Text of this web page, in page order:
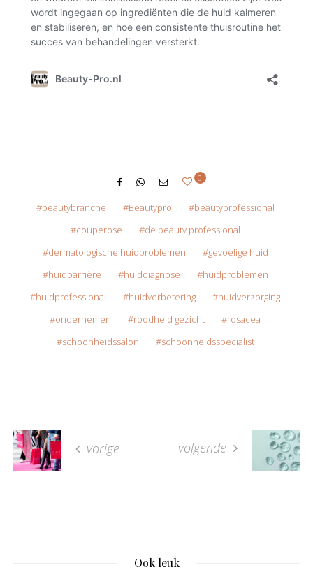
0
beautybranche Beautypro
beautyprofessional
couperose
de beauty professional
dermatologische huidproblemen
gevoelige huid
huidbarrière
huiddiagnose
huidproblemen
huidprofessional
huidverbetering
huidverzorging
ondernemen
roodheid gezicht
rosacea
schoonheidssalon
schoonheidsspecialist
vorige volgende
Ook leuk